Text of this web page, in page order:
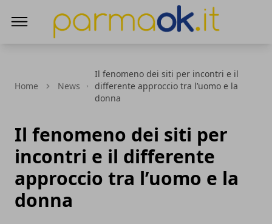
Home News
Il fenomeno dei siti per incontri e il
differente approccio tra l’uomo e la
donna
Il fenomeno dei siti per
incontri e il differente
approccio tra l’uomo e la
donna